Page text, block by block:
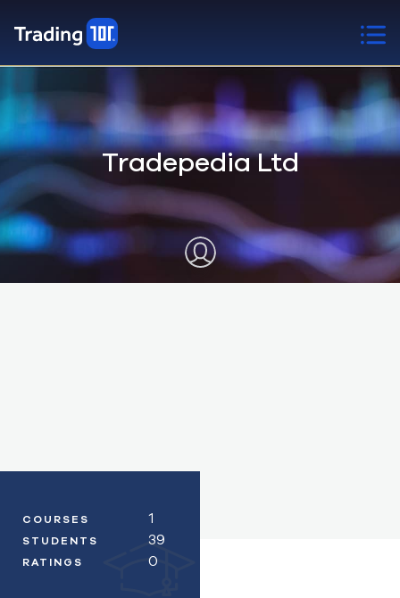
Tradepedia Ltd
COURSES 1
STUDENTS 39
RATINGS 0